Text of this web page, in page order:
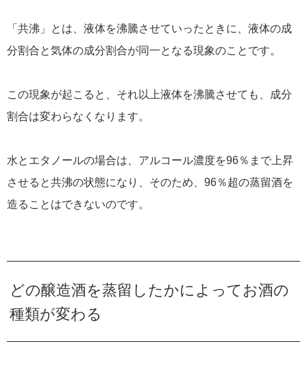
「共沸」とは、液体を沸騰させていったときに、液体の成
分割合と気体の成分割合が同一となる現象のことです。
この現象が起こると、それ以上液体を沸騰させても、成分
割合は変わらなくなります。
水とエタノールの場合は、アルコール濃度を96％まで上昇
させると共沸の状態になり、そのため、96％超の蒸留酒を
造ることはできないのです。
どの醸造酒を蒸留したかによってお酒の
種類が変わる